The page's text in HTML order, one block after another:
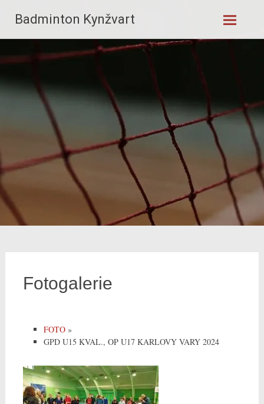
Badminton Kynžvart
Fotogalerie
FOTO »
GPD U15 KVAL., OP U17 KARLOVY VARY 2024